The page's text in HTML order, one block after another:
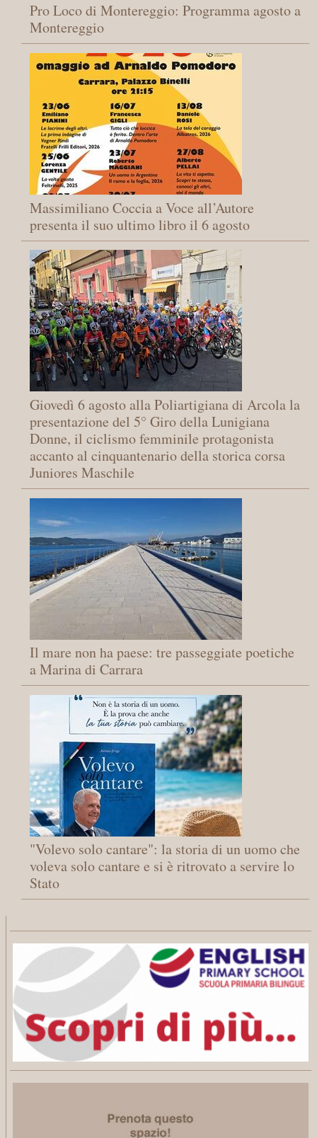
Pro Loco di Montereggio: Programma agosto a
Montereggio
Massimiliano Coccia a Voce all’Autore
presenta il suo ultimo libro il 6 agosto
Giovedì 6 agosto alla Poliartigiana di Arcola la
presentazione del 5° Giro della Lunigiana
Donne, il ciclismo femminile protagonista
accanto al cinquantenario della storica corsa
Juniores Maschile
Il mare non ha paese: tre passeggiate poetiche
a Marina di Carrara
"Volevo solo cantare": la storia di un uomo che
voleva solo cantare e si è ritrovato a servire lo
Stato